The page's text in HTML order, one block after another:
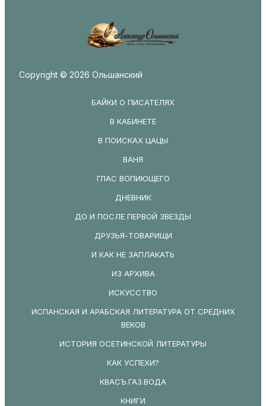
Copyright © 2026 Ольшанский
БАЙКИ О ПИСАТЕЛЯХ
В КАБИНЕТЕ
В ПОИСКАХ ЦАЦЫ
ВАНЯ
ГЛАС ВОПИЮЩЕГО
ДНЕВНИК
ДО И ПОСЛЕ ПЕРВОЙ ЗВЕЗДЫ
ДРУЗЬЯ-ТОВАРИЩИ
И КАК НЕ ЗАПЛАКАТЬ
ИЗ АРХИВА
ИСКУССТВО
ИСПАНСКАЯ И АРАБСКАЯ ЛИТЕРАТУРА ОТ СРЕДНИХ
ВЕКОВ
ИСТОРИЯ ОСЕТИНСКОЙ ЛИТЕРАТУРЫ
КАК УСПЕХИ?
КВАСЪ.ГАЗ.ВОДА
КНИГИ